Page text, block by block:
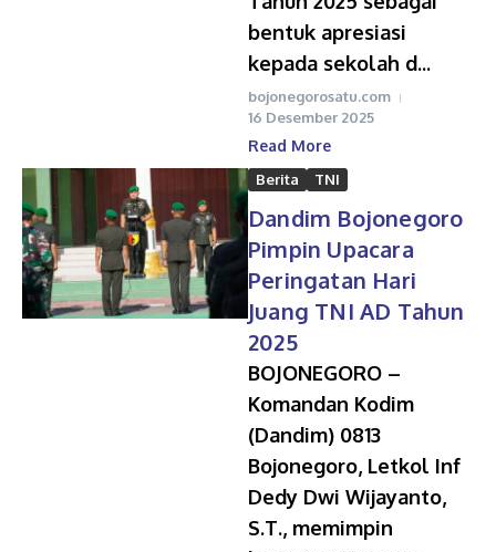
bentuk apresiasi
kepada sekolah d...
bojonegorosatu.com
16 Desember 2025
Read More
Berita TNI
Dandim Bojonegoro
Pimpin Upacara
Peringatan Hari
Juang TNI AD Tahun
2025
BOJONEGORO –
Komandan Kodim
(Dandim) 0813
Bojonegoro, Letkol Inf
Dedy Dwi Wijayanto,
S.T., memimpin